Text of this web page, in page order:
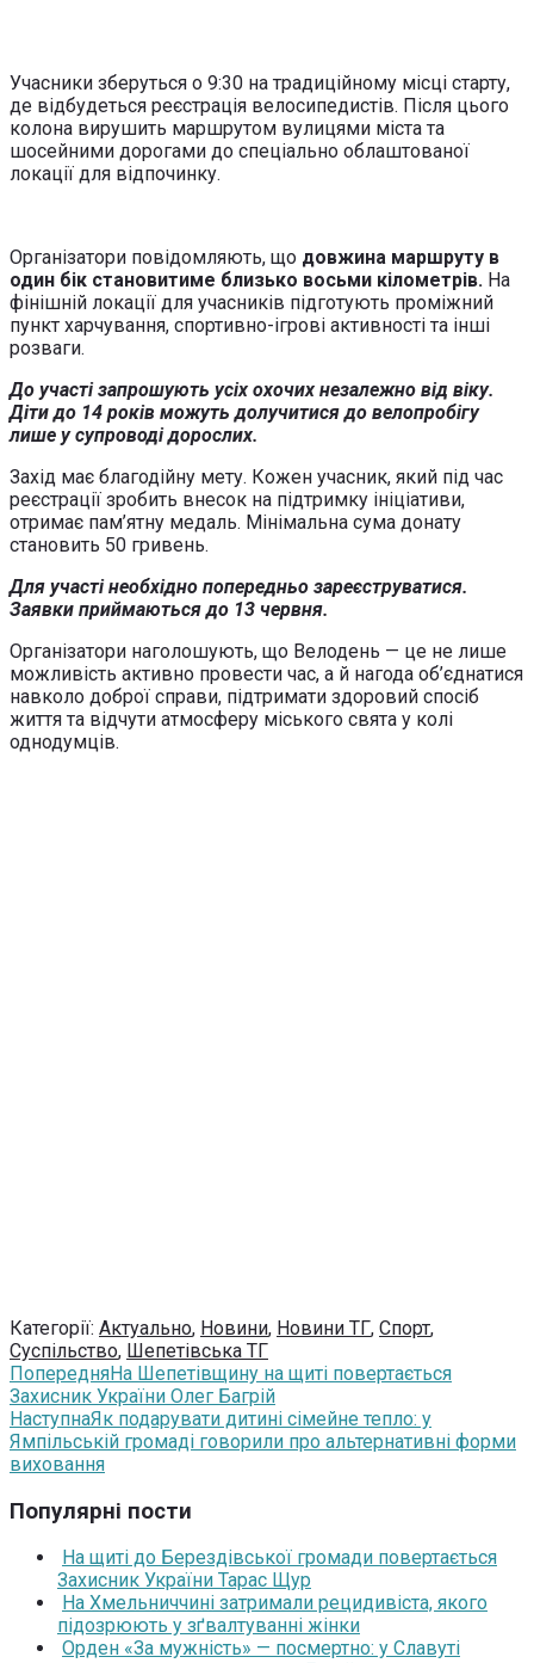
Учасники зберуться о 9:30 на традиційному місці старту,
де відбудеться реєстрація велосипедистів. Після цього
колона вирушить маршрутом вулицями міста та
шосейними дорогами до спеціально облаштованої
локації для відпочинку.
Організатори повідомляють, що довжина маршруту в
один бік становитиме близько восьми кілометрів. На
фінішній локації для учасників підготують проміжний
пункт харчування, спортивно-ігрові активності та інші
розваги.
До участі запрошують усіх охочих незалежно від віку.
Діти до 14 років можуть долучитися до велопробігу
лише у супроводі дорослих.
Захід має благодійну мету. Кожен учасник, який під час
реєстрації зробить внесок на підтримку ініціативи,
отримає пам’ятну медаль. Мінімальна сума донату
становить 50 гривень.
Для участі необхідно попередньо зареєструватися.
Заявки приймаються до 13 червня.
Організатори наголошують, що Велодень — це не лише
можливість активно провести час, а й нагода об’єднатися
навколо доброї справи, підтримати здоровий спосіб
життя та відчути атмосферу міського свята у колі
однодумців.
Категорії: Актуально, Новини, Новини ТГ, Спорт,
Суспільство, Шепетівська ТГ
ПопередняНа Шепетівщину на щиті повертається
Захисник України Олег Багрій
НаступнаЯк подарувати дитині сімейне тепло: у
Ямпільській громаді говорили про альтернативні форми
виховання
Популярні пости
На щиті до Берездівської громади повертається
Захисник України Тарас Щур
На Хмельниччині затримали рецидивіста, якого
підозрюють у зґвалтуванні жінки
Орден «За мужність» — посмертно: у Славуті